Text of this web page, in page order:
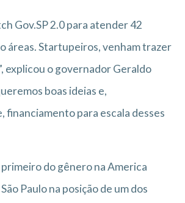
Gov.SP 2.0 para atender 42
áreas. Startupeiros, venham trazer
explicou o governador Geraldo
boas ideias e,
financiamento para escala desses
do gênero na America
Paulo na posição de um dos